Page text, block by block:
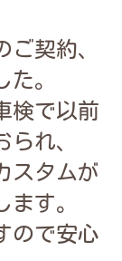
契約、
。
検で以前
れ、
スタムが
す。
ので安心